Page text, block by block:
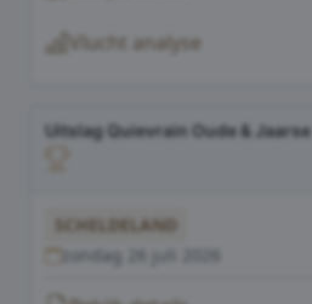
Vlucht analyse
Uitslag Quievrain Oude & Jaarse
SCHELDELAND
zondag 26 juli 2026